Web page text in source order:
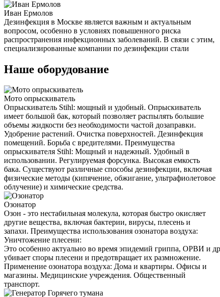
Иван Ермолов
Дезинфекция в Москве является важным и актуальным
вопросом, особенно в условиях повышенного риска
распространения инфекционных заболеваний. В связи с этим,
специализированные компании по дезинфекции стали
Наше оборудование
Мото опрыскиватель
Опрыскиватель Stihl: мощный и удобный. Опрыскиватель
имеет большой бак, который позволяет распылять большие
объемы жидкости без необходимости частой дозаправки.
Удобрение растений. Очистка поверхностей. Дезинфекция
помещений. Борьба с вредителями. Преимущества
опрыскивателя Stihl: Мощный и надежный. Удобный в
использовании. Регулируемая форсунка. Высокая емкость
бака. Существуют различные способы дезинфекции, включая
физические методы (кипячение, обжигание, ультрафиолетовое
облучение) и химические средства.
Озонатор
Озон - это нестабильная молекула, которая быстро окисляет
другие вещества, включая бактерии, вирусы, плесень и
запахи. Преимущества использования озонатора воздуха:
Уничтожение плесени:
Это особенно актуально во время эпидемий гриппа, ОРВИ и
убивает споры плесени и предотвращает их размножение.
Применение озонатора воздуха: Дома и квартиры. Офисы и
магазины. Медицинские учреждения. Общественный
транспорт.